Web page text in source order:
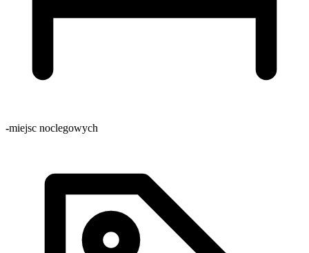
-miejsc noclegowych